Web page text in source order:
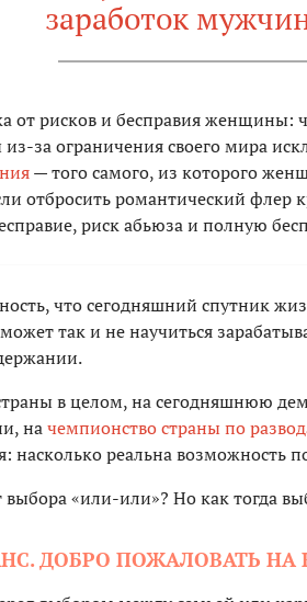
заработок
от рисков и бесправия женщины:
за ограничения своего мира
— того самого, из которого
отбросить романтический
риск абьюза и полную
что сегодняшний спутник
так и не научиться
в целом, на сегодняшнюю
начемпионство страны по
насколько реальна возможность
«или-или»? Но как тогда
ДОБРО ПОЖАЛОВАТЬ НА